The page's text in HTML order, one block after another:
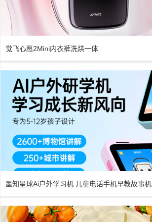
觉飞心愿2Mini内衣裤洗烘一体
墨知星球Ai户外学习机 儿童电话手机早教故事机